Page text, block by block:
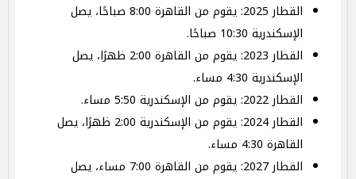
القطار 2025: يقوم من القاهرة 8:00 صباحًا، يصل
الإسكندرية 10:30 صباحًا.
القطار 2023: يقوم من القاهرة 2:00 ظهرًا، يصل
الإسكندرية 4:30 مساء.
القطار 2022: يقوم من الإسكندرية 5:50 مساء.
القطار 2024: يقوم من الإسكندرية 2:00 ظهرًا، يصل
القاهرة 4:30 مساء.
القطار 2027: يقوم من القاهرة 7:00 مساء، يصل